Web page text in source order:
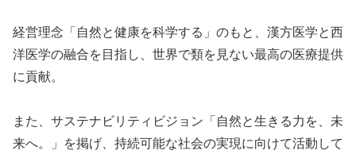
経営理念「自然と健康を科学する」のもと、漢方医学と西
洋医学の融合を目指し、世界で類を見ない最高の医療提供
に貢献。
また、サステナビリティビジョン「自然と生きる力を、未
来へ。」を掲げ、持続可能な社会の実現に向けて活動して